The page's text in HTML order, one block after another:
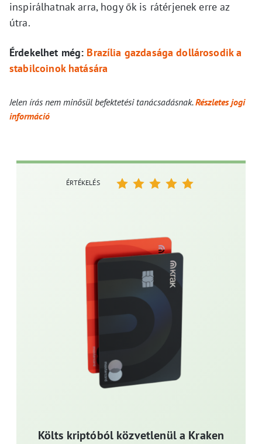
inspirálhatnak arra, hogy ők is rátérjenek erre az
útra.
Érdekelhet még: Brazília gazdasága dollárosodik a
stabilcoinok hatására
Jelen írás nem minősül befektetési tanácsadásnak.Részletes jogi
információ
Költs kriptóból közvetlenül a Kraken
ÉRTÉKELÉS